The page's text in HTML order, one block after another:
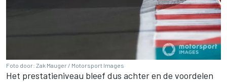
Foto door: Zak Mauger / Motorsport Images
Het prestatieniveau bleef dus achter en de voordelen